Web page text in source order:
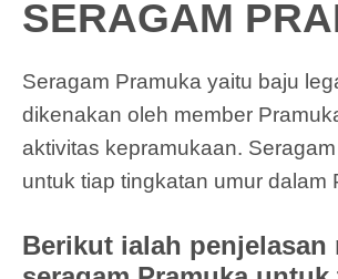
SERAGAM
Seragam Pramuka yaitu baju
dikenakan oleh member
aktivitas kepramukaan.
untuk tiap tingkatan umur dalam
Berikut ialah penjelasan